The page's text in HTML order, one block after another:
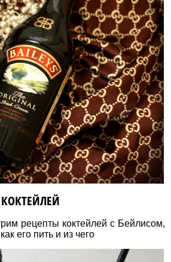
рецепты коктейлей с Бейлисом,
его пить и из чего